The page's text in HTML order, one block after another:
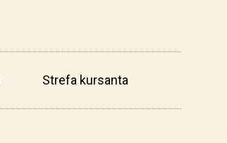
Strefa kursanta